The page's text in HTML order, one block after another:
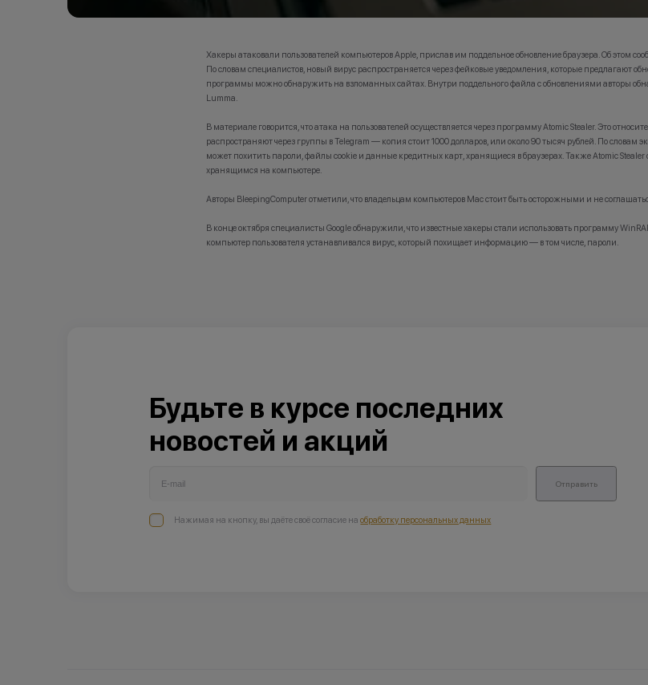
Хакеры атаковали пользователей компьютеров Apple, прислав им поддельное обновление браузера. Об этом
По словам специалистов, новый вирус распространяется через фейковые уведомления, которые предлагают
программы можно обнаружить на взломанных сайтах. Внутри поддельного файла с обновлениями авторы
Lumma.
В материале говорится, что атака на пользователей осуществляется через программу Atomic Stealer. Это
распространяют через группы в Telegram — копия стоит 1000 долларов, или около 90 тысяч рублей. По словам
может похитить пароли, файлы cookie и данные кредитных карт, хранящиеся в браузерах. Также Atomic
хранящимся на компьютере.
Авторы BleepingComputer отметили, что владельцам компьютеров Mac стоит быть осторожными и не
В конце октября специалисты Google обнаружили, что известные хакеры стали использовать программу
компьютер пользователя устанавливался вирус, который похищает информацию — в том числе, пароли.
Будьте в курсе последних
новостей и акций
Отправить
Нажимая на кнопку, вы даёте своё согласие наобработку персональных данных